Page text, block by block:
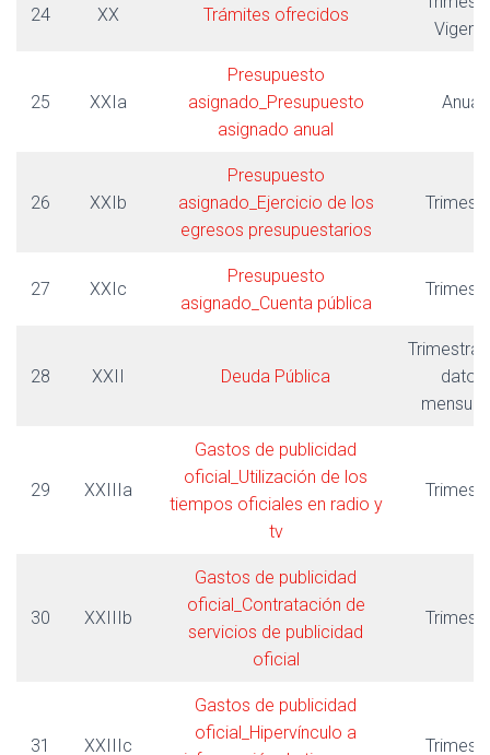
24 XX Trámites ofrecidos
25 XXIa
Presupuesto
asignado_Presupuesto
asignado anual
Anual
26 XXIb
Presupuesto
asignado_Ejercicio de los
egresos presupuestarios
27 XXIc
Presupuesto
asignado_Cuenta pública
28 XXII Deuda Pública
Trimestral
datos
29 XXIIIa
Gastos de publicidad
oficial_Utilización de los
tiempos oficiales en radio y
tv
30 XXIIIb
Gastos de publicidad
oficial_Contratación de
servicios de publicidad
oficial
31 XXIIIc
Gastos de publicidad
oficial_Hipervínculo a